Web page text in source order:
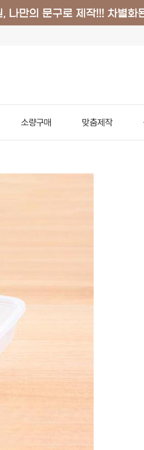
소량구매 맞춤제작